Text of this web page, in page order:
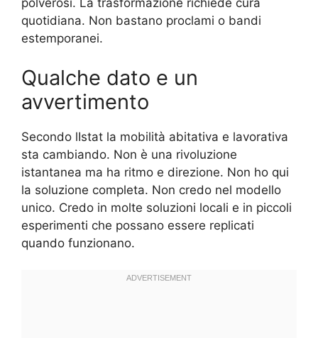
polverosi. La trasformazione richiede cura
quotidiana. Non bastano proclami o bandi
estemporanei.
Qualche dato e un
avvertimento
Secondo lIstat la mobilità abitativa e lavorativa
sta cambiando. Non è una rivoluzione
istantanea ma ha ritmo e direzione. Non ho qui
la soluzione completa. Non credo nel modello
unico. Credo in molte soluzioni locali e in piccoli
esperimenti che possano essere replicati
quando funzionano.